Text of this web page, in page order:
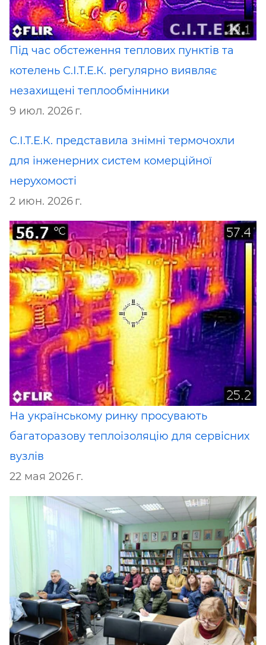
Під час обстеження теплових пунктів та
котелень С.І.Т.Е.К. регулярно виявляє
незахищені теплообмінники
9 июл. 2026 г.
С.І.Т.Е.К. представила знімні термочохли
для інженерних систем комерційної
нерухомості
2 июн. 2026 г.
На українському ринку просувають
багаторазову теплоізоляцію для сервісних
вузлів
22 мая 2026 г.